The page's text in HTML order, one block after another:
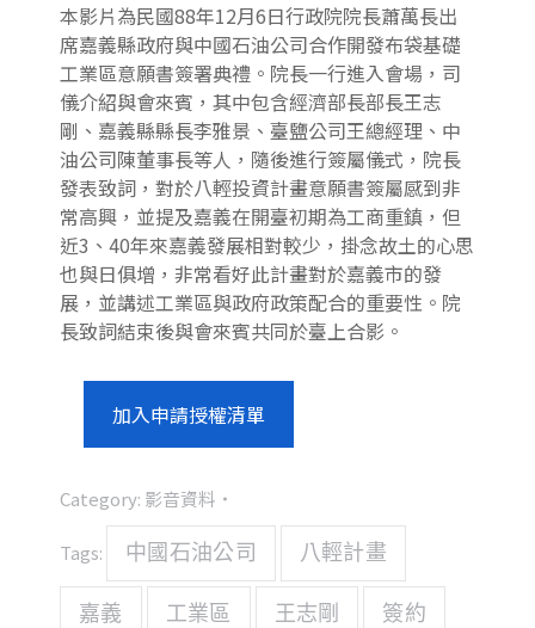
本影片為民國88年12月6日行政院院長蕭萬長出
席嘉義縣政府與中國石油公司合作開發布袋基礎
工業區意願書簽署典禮。院長一行進入會場，司
儀介紹與會來賓，其中包含經濟部長部長王志
剛、嘉義縣縣長李雅景、臺鹽公司王總經理、中
油公司陳董事長等人，隨後進行簽屬儀式，院長
發表致詞，對於八輕投資計畫意願書簽屬感到非
常高興，並提及嘉義在開臺初期為工商重鎮，但
近3、40年來嘉義發展相對較少，掛念故土的心思
也與日俱增，非常看好此計畫對於嘉義市的發
展，並講述工業區與政府政策配合的重要性。院
長致詞結束後與會來賓共同於臺上合影。
加入申請授權清單
Category: 影音資料
Tags: 中國石油公司 八輕計畫
嘉義 工業區 王志剛 簽約